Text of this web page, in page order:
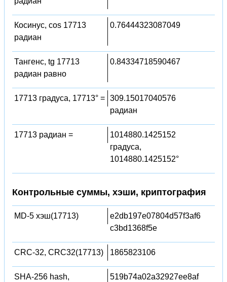
Косинус, cos 17713
радиан
0.76444323087049
Тангенс, tg 17713
радиан равно
0.84334718590467
17713 градуса, 17713° = 309.15017040576
радиан
17713 радиан =
1014880.1425152
градуса,
1014880.1425152°
Контрольные суммы, хэши, криптография
MD-5 хэш(17713)
e2db197e07804d57f3af6
c3bd1368f5e
CRC-32, CRC32(17713) 1865823106
SHA-256 hash,
519b74a02a32927ee8af